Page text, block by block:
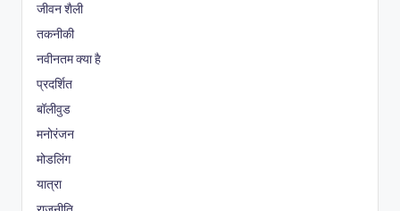
जीवन शैली
तकनीकी
नवीनतम क्या है
प्रदर्शित
बॉलीवुड
मनोरंजन
मोडलिंग
यात्रा